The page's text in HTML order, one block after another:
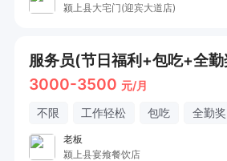
颍上县大宅门(迎宾大道店)
服务员(节日福利+包吃+全勤
3000-3500 元/月
不限 工作轻松 包吃 全勤奖
老板
颍上县宴飨餐饮店